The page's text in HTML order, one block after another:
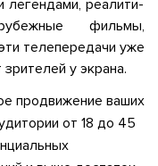
легендами, реалити-
фильмы,
телепередачи уже
у экрана.
продвижение ваших
от 18 до 45